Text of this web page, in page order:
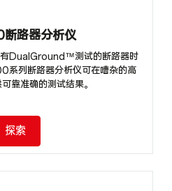
路器分析仪
DualGround™测试的断路器时
系列断路器分析仪可在嘈杂的高
靠准确的测试结果。
探索